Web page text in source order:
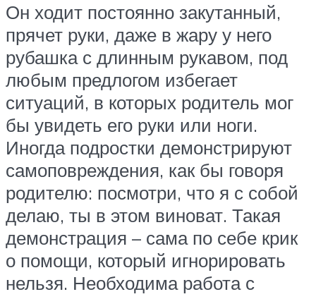
Он ходит постоянно закутанный,
прячет руки, даже в жару у него
рубашка с длинным рукавом, под
любым предлогом избегает
ситуаций, в которых родитель мог
бы увидеть его руки или ноги.
Иногда подростки демонстрируют
самоповреждения, как бы говоря
родителю: посмотри, что я с собой
делаю, ты в этом виноват. Такая
демонстрация – сама по себе крик
о помощи, который игнорировать
нельзя. Необходима работа с